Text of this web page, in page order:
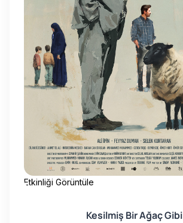
Etkinliği Görüntüle
Kesilmiş Bir Ağaç Gibi